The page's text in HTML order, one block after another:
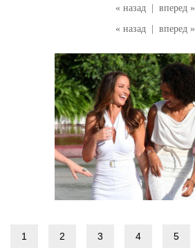
« назад
вперед »
« назад
вперед »
1 2 3 4 5